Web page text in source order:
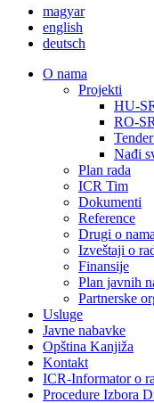
magyar
english
deutsch
О nama
Projekti
HU-
RO-
Nađi
Plan rada
ICR Tim
Dokumenti
Reference
Drugi o nama
Izveštaji o
Finansije
Plan javnih
Partnerske
Usluge
Javne nabavke
Opština Kanjiža
Kontakt
ICR-Informator o
Procedure Izbora